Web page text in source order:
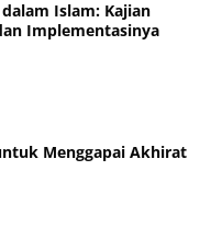
Islam: Kajian
Implementasinya
Menggapai Akhirat